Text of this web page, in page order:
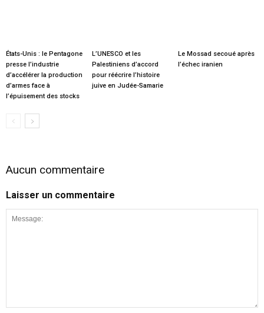
États-Unis : le Pentagone
presse l’industrie
d’accélérer la production
d’armes face à
l’épuisement des stocks
L’UNESCO et les
Palestiniens d’accord
pour réécrire l’histoire
juive en Judée-Samarie
Le Mossad secoué après
l’échec iranien
Aucun commentaire
Laisser un commentaire